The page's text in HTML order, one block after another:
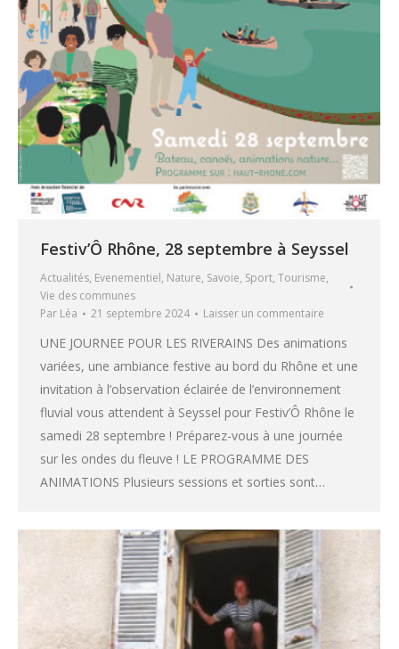
Festiv’Ô Rhône, 28 septembre à Seyssel
Actualités, Evenementiel, Nature, Savoie, Sport, Tourisme,
Vie des communes
Par Léa 21 septembre 2024 Laisser un commentaire
UNE JOURNEE POUR LES RIVERAINS Des animations
variées, une ambiance festive au bord du Rhône et une
invitation à l’observation éclairée de l’environnement
fluvial vous attendent à Seyssel pour Festiv’Ô Rhône le
samedi 28 septembre ! Préparez-vous à une journée
sur les ondes du fleuve ! LE PROGRAMME DES
ANIMATIONS Plusieurs sessions et sorties sont…